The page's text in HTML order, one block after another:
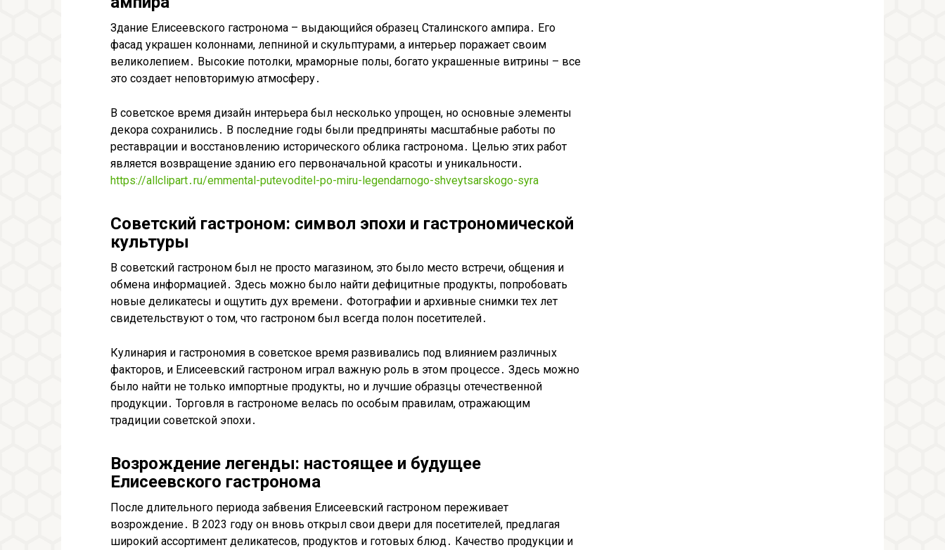
Здание Елисеевского гастронома – выдающийся образец Сталинского ампира․ Его
фасад украшен колоннами, лепниной и скульптурами, а интерьер поражает своим
великолепием․ Высокие потолки, мраморные полы, богато украшенные витрины – все
это создает неповторимую атмосферу․
В советское время дизайн интерьера был несколько упрощен, но основные элементы
декора сохранились․ В последние годы были предприняты масштабные работы по
реставрации и восстановлению исторического облика гастронома․ Целью этих работ
является возвращение зданию его первоначальной красоты и уникальности․
https://allclipart․ru/emmental-putevoditel-po-miru-legendarnogo-shveytsarskogo-syra
Советский гастроном: символ эпохи и гастрономической
культуры
В советский гастроном был не просто магазином, это было место встречи, общения и
обмена информацией․ Здесь можно было найти дефицитные продукты, попробовать
новые деликатесы и ощутить дух времени․ Фотографии и архивные снимки тех лет
свидетельствуют о том, что гастроном был всегда полон посетителей․
Кулинария и гастрономия в советское время развивались под влиянием различных
факторов, и Елисеевский гастроном играл важную роль в этом процессе․ Здесь можно
было найти не только импортные продукты, но и лучшие образцы отечественной
продукции․ Торговля в гастрономе велась по особым правилам, отражающим
традиции советской эпохи․
Возрождение легенды: настоящее и будущее
Елисеевского гастронома
После длительного периода забвения Елисеевский гастроном переживает
возрождение․ В 2023 году он вновь открыл свои двери для посетителей, предлагая
широкий ассортимент деликатесов, продуктов и готовых блюд․ Качество продукции и